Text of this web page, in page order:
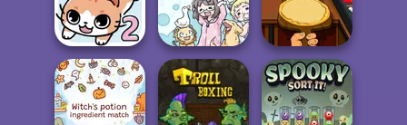
Nerd To Popular
Makeover Mania
Cross Stitch Trash Factory
Halloween